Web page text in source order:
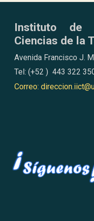
Instituto de
Ciencias de la
Avenida Francisco J.
Tel: (+52 ) 443 322
Correo: